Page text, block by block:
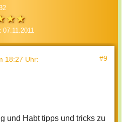
07.11.2011
18:27 Uhr: #9
und Habt tipps und tricks zu